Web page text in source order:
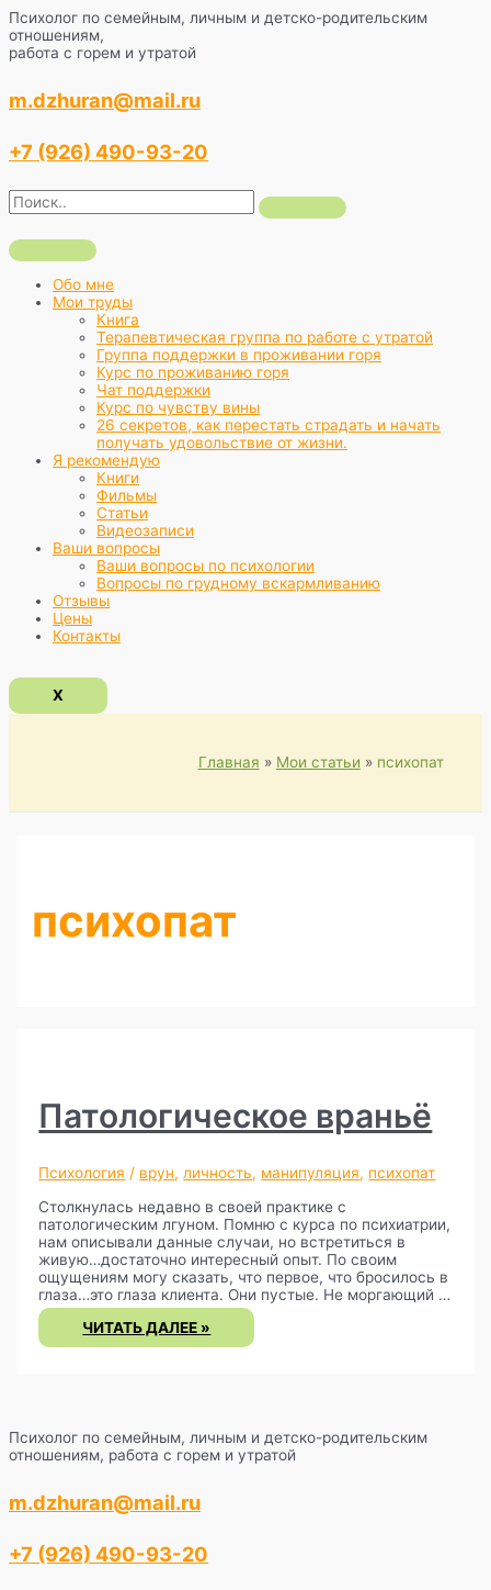
Перейти
к
содержимому
Психолог по семейным, личным и детско-родительским
отношениям,
работа с горем и утратой
m.dzhuran@mail.ru
+7 (926) 490-93-20
Обо мне
Мои труды
Книга
Терапевтическая группа по работе с утратой
Группа поддержки в проживании горя
Курс по проживанию горя
Чат поддержки
Курс по чувству вины
26 секретов, как перестать страдать и начать
получать удовольствие от жизни.
Я рекомендую
Книги
Фильмы
Статьи
Видеозаписи
Ваши вопросы
Ваши вопросы по психологии
Вопросы по грудному вскармливанию
Отзывы
Цены
Контакты
X
Главная Мои статьи психопат
психопат
Патологическое враньё
Психология / врун, личность, манипуляция, психопат
Столкнулась недавно в своей практике с
патологическим лгуном. Помню с курса по психиатрии,
нам описывали данные случаи, но встретиться в
живую…достаточно интересный опыт. По своим
ощущениям могу сказать, что первое, что бросилось в
глаза…это глаза клиента. Они пустые. Не моргающий …
ПАТОЛОГИЧЕСКОЕ
ВРАНЬЁ
ЧИТАТЬ ДАЛЕЕ »
Психолог по семейным, личным и детско-родительским
отношениям, работа с горем и утратой
m.dzhuran@mail.ru
+7 (926) 490-93-20